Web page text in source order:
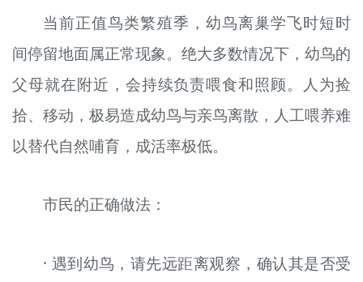
当前正值鸟类繁殖季，幼鸟离巢学飞时短时
间停留地面属正常现象。绝大多数情况下，幼鸟的
父母就在附近，会持续负责喂食和照顾。人为捡
拾、移动，极易造成幼鸟与亲鸟离散，人工喂养难
以替代自然哺育，成活率极低。
市民的正确做法：
· 遇到幼鸟，请先远距离观察，确认其是否受